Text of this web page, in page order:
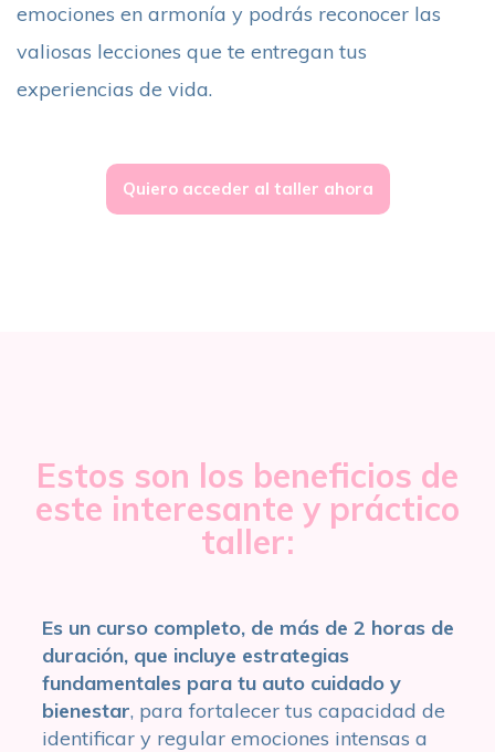
emociones en armonía y podrás reconocer las
valiosas lecciones que te entregan tus
experiencias de vida.
Quiero acceder al taller ahora
Estos son los beneficios de
este interesante y práctico
taller:
Es un curso completo, de más de 2 horas de
duración, que incluye estrategias
fundamentales para tu auto cuidado y
bienestar, para fortalecer tus capacidad de
identificar y regular emociones intensas a